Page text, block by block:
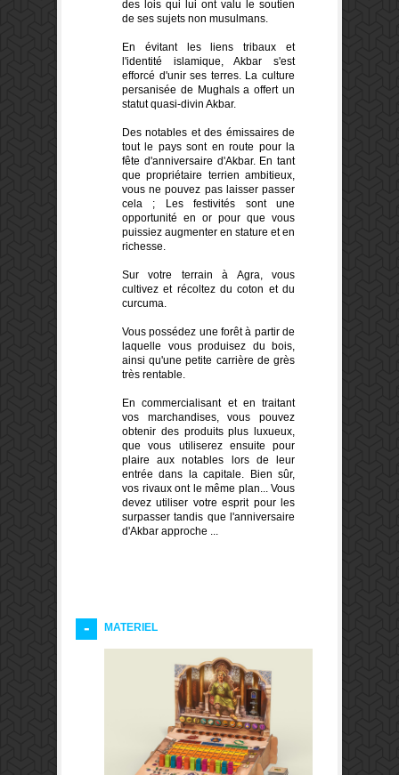
des lois qui lui ont valu le soutien
de ses sujets non musulmans.
En évitant les liens tribaux et
l'identité islamique, Akbar s'est
efforcé d'unir ses terres. La culture
persanisée de Mughals a offert un
statut quasi-divin Akbar.
Des notables et des émissaires de
tout le pays sont en route pour la
fête d'anniversaire d'Akbar. En tant
que propriétaire terrien ambitieux,
vous ne pouvez pas laisser passer
cela ; Les festivités sont une
opportunité en or pour que vous
puissiez augmenter en stature et en
richesse.
Sur votre terrain à Agra, vous
cultivez et récoltez du coton et du
curcuma.
Vous possédez une forêt à partir de
laquelle vous produisez du bois,
ainsi qu'une petite carrière de grès
très rentable.
En commercialisant et en traitant
vos marchandises, vous pouvez
obtenir des produits plus luxueux,
que vous utiliserez ensuite pour
plaire aux notables lors de leur
entrée dans la capitale. Bien sûr,
vos rivaux ont le même plan... Vous
devez utiliser votre esprit pour les
surpasser tandis que l'anniversaire
d'Akbar approche ...
MATERIEL